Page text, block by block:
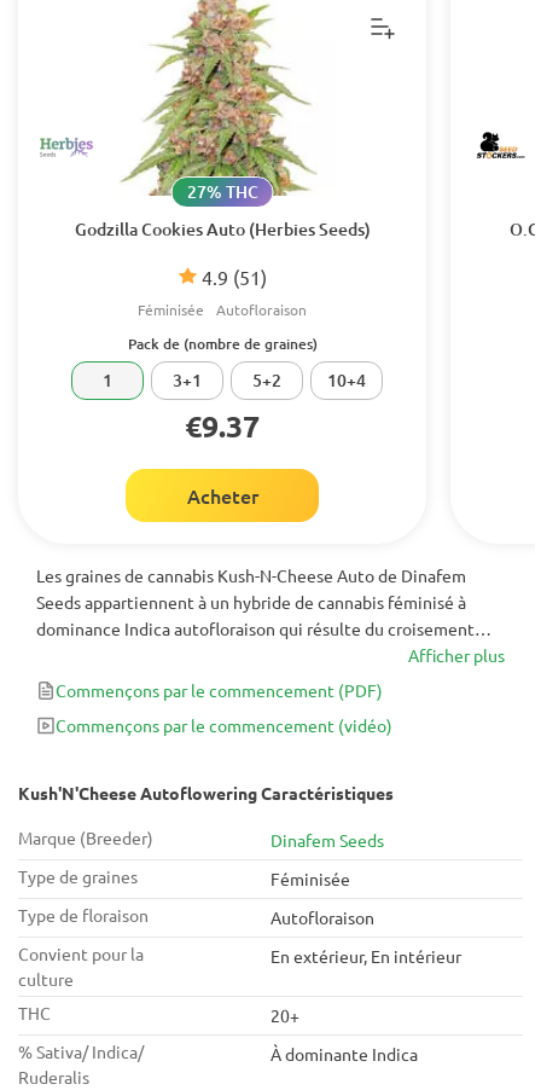
Godzilla Cookies Auto (Herbies Seeds)
4.9 (51)
27% THC
Féminisée Autofloraison
Pack de (nombre de graines)
1 3+1 5+2 10+4
€9.37
Acheter
Les graines de cannabis Kush-N-Cheese Auto de Dinafem
Seeds appartiennent à un hybride de cannabis féminisé à
dominance Indica autofloraison qui résulte du croisement
entre une OG Kush et une Cheese Auto. C'est une variété de
cannabis de haute qualité destinée à ceux qui privilégient le
goût et les propriétés aromatiques.
Afficher plus
Commençons par le commencement (PDF)
Commençons par le commencement (vidéo)
Kush'N'Cheese Autoflowering Caractéristiques
Marque (Breeder)
Dinafem Seeds
Type de graines
Féminisée
Type de floraison
Autofloraison
Convient pour la
culture
En extérieur, En intérieur
THC
20+
% Sativa/ Indica/
Ruderalis
À dominante Indica